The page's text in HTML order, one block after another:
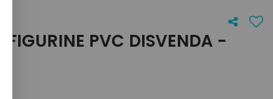
FIGURINE PVC DISVENDA -